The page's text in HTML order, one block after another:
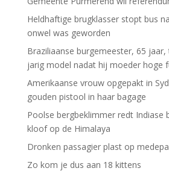
Heldhaftige brugklasser stopt bus
onwel was geworden
Braziliaanse burgemeester, 65
jarig model nadat hij moeder hoge
Amerikaanse vrouw opgepakt in
gouden pistool in haar bagage
Poolse bergbeklimmer redt Indiase
kloof op de Himalaya
Dronken passagier plast op
Zo kom je dus aan 18 kittens